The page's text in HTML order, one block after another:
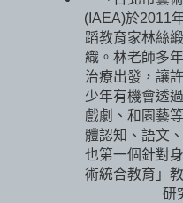
(IAEA)於2011
蹈教育家林絲
織。林老師多
治療出發，讓
少年有機會透
戲劇、和園藝
體認知、語文
也第一個針對
術統合教育」
研